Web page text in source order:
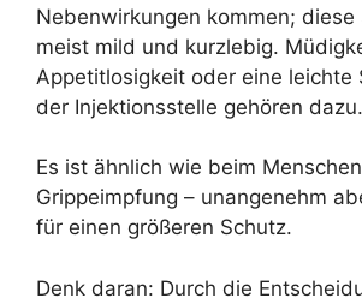
Nebenwirkungen kommen; diese
meist mild und kurzlebig.
Appetitlosigkeit oder eine leichte
der Injektionsstelle gehören dazu.
Es ist ähnlich wie beim
Grippeimpfung – unangenehm
für einen größeren Schutz.
Denk daran: Durch die